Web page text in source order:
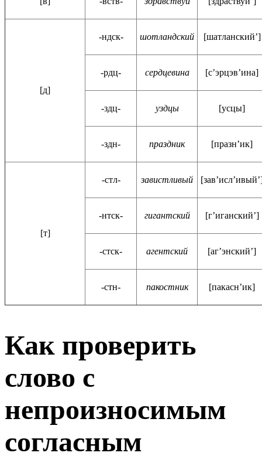
[д]
-ндск- шотландский [шатланский’]
-рдц- сердцевина [с’эрцэв’ина]
-здц- уздцы [усцы]
-здн- праздник [празн’ик]
[т]
-стл- завистливый
-нтск- гигантский [г’иганский’]
-стск- агентский [аг’энский’]
-стн- пакостник [пакасн’ик]
Как проверить
слово с
непроизносимым
согласным